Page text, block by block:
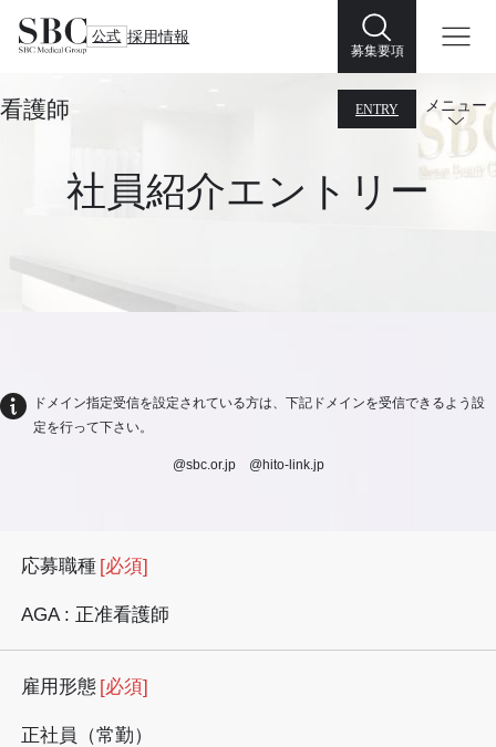
公式 採用情報
募集要項
看護師 ENTRY メニュー
社員紹介エントリー
ドメイン指定受信を設定されている方は、下記ドメインを受信できるよう設
定を行って下さい。
@sbc.or.jp @hito-link.jp
応募職種 [必須]
AGA : 正准看護師
雇用形態 [必須]
正社員（常勤）